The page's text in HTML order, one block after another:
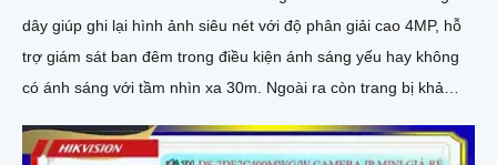
dây giúp ghi lại hình ảnh siêu nét với độ phân giải cao 4MP, hỗ
trợ giám sát ban đêm trong điều kiện ánh sáng yếu hay không
có ánh sáng với tầm nhìn xa 30m. Ngoài ra còn trang bị khả
sát đặc biệt với lưu trữ dữ liệu tại chỗ qua khe cắm thẻ nhớ